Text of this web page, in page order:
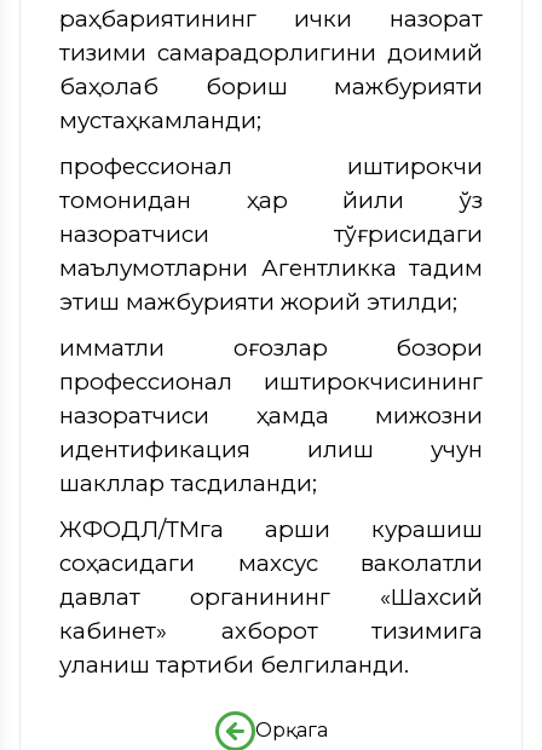
раҳбариятининг ички назорат
тизими самарадорлигини доимий
баҳолаб бориш мажбурияти
мустаҳкамланди;
профессионал иштирокчи
томонидан ҳар йили ўз
назоратчиси тўғрисидаги
маълумотларни Агентликка тақдим
этиш мажбурияти жорий этилди;
қимматли қоғозлар бозори
профессионал иштирокчисининг
назоратчиси ҳамда мижозни
идентификация қилиш учун
шакллар тасдиқланди;
ЖФОДЛ/ТМга қарши курашиш
соҳасидаги махсус ваколатли
давлат органининг «Шахсий
кабинет» ахборот тизимига
уланиш тартиби белгиланди.
Орқага